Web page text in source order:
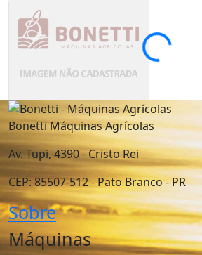
Bonetti Máquinas Agrícolas
Av. Tupi, 4390 - Cristo Rei
CEP: 85507-512 - Pato Branco - PR
Sobre
Máquinas